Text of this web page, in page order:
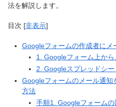
法を解説します。
目次 [非表示]
Googleフォームの作成者にメ
1. Googleフォーム上か
2. Googleスプレッドシ
Googleフォームのメール通知
方法
手順1. Googleフォーム